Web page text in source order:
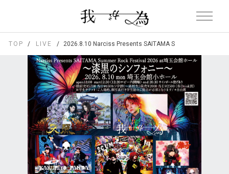
TOP LIVE 2026.8.10 Narciss Presents SAITAMA Summer Rock